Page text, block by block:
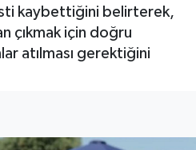
kaybettiğini belirterek,
çıkmak için doğru
atılması gerektiğini